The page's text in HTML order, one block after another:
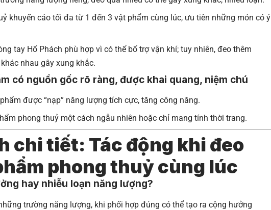
khuyến cáo tối đa từ 1 đến 3 vật phẩm cùng lúc, ưu tiên những món có ý
tay Hổ Phách phù hợp vì có thể bổ trợ vận khí; tuy nhiên, đeo thêm
nhau gây xung khắc.
có nguồn gốc rõ ràng, được khai quang, niệm chú
được “nạp” năng lượng tích cực, tăng công năng.
phong thuỷ một cách ngẫu nhiên hoặc chỉ mang tính thời trang.
chi tiết: Tác động khi đeo
phong thuỷ cùng lúc
hay nhiễu loạn năng lượng?
trường năng lượng, khi phối hợp đúng có thể tạo ra cộng hưởng